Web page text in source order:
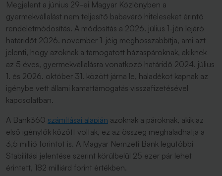
Megjelent a június 29-ei Magyar Közlönyben a
gyermekvállalást nem teljesítő babaváró hiteleseket érintő
rendeletmódosítás. A módosítás a 2026. július 1-jén lejáró
határidőt 2026. november 1-jéig meghosszabbítja, ami azt
jelenti, hogy azoknak a támogatott házaspároknak, akiknek
az 5 éves, gyermekvállalásra vonatkozó határidő 2024. július
1. és 2026. október 31. között járna le, haladékot kapnak az
igénybe vett állami kamattámogatás visszafizetésével
kapcsolatban.
A Bank360 számításai alapján azoknak a pároknak, akik az
első igénylők között voltak, ez az összeg meghaladhatja a
3,5 millió forintot is. A Magyar Nemzeti Bank legutóbbi
Stabilitási jelentése szerint körülbelül 25 ezer pár lehet
érintett, 182 milliárd forint értékben.